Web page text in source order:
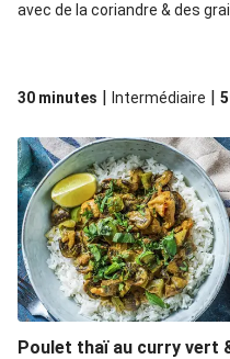
avec de la coriandre & des
30 minutes | Intermédiaire |
Poulet thaï au curry vert